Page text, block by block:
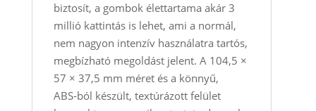
biztosít, a gombok élettartama akár 3
millió kattintás is lehet, ami a normál,
nem nagyon intenzív használatra tartós,
megbízható megoldást jelent. A 104,5 ×
57 × 37,5 mm méret és a könnyű,
ABS‑ból készült, textúrázott felület